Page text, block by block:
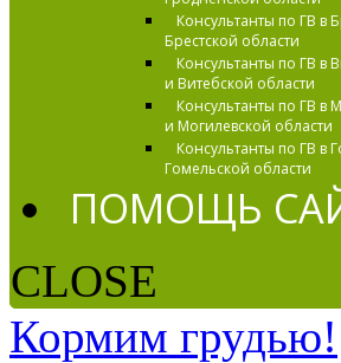
Консультанты по ГВ в
Брестской области
Консультанты по ГВ в
и Витебской области
Консультанты по ГВ в
и Могилевской области
Консультанты по ГВ в
Гомельской области
ПОМОЩЬ
CLOSE
Кормим грудью!